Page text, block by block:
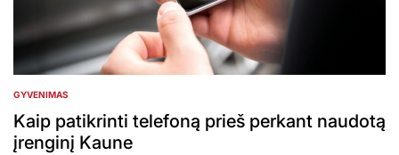
POSTED
IN
GYVENIMAS
Kaip patikrinti telefoną prieš perkant naudotą
įrenginį Kaune